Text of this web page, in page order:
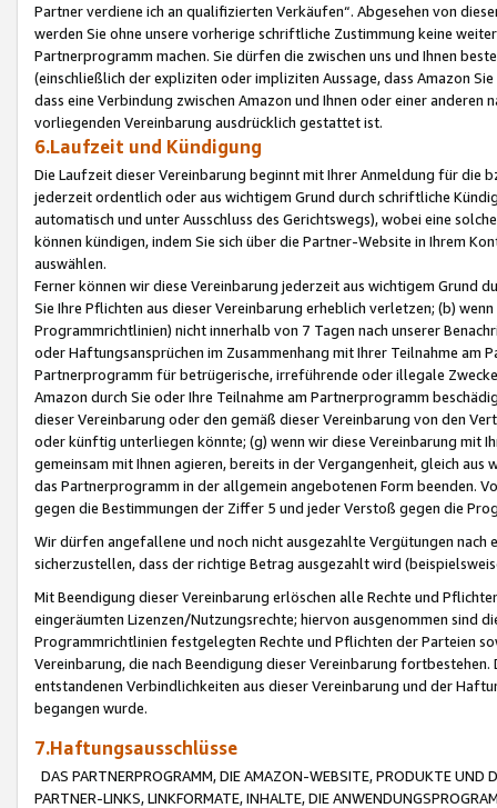
Partner verdiene ich an qualifizierten Verkäufen“. Abgesehen von
werden Sie ohne unsere vorherige schriftliche Zustimmung keine
Partnerprogramm machen. Sie dürfen die zwischen uns und Ihnen
(einschließlich der expliziten oder impliziten Aussage, dass Amazon
dass eine Verbindung zwischen Amazon und Ihnen oder einer
vorliegenden Vereinbarung ausdrücklich gestattet ist.
6.Laufzeit und Kündigung
Die Laufzeit dieser Vereinbarung beginnt mit Ihrer Anmeldung für die
jederzeit ordentlich oder aus wichtigem Grund durch schriftliche
automatisch und unter Ausschluss des Gerichtswegs), wobei eine
können kündigen, indem Sie sich über die Partner-Website in Ihrem
auswählen.
Ferner können wir diese Vereinbarung jederzeit aus wichtigem Grund
Sie Ihre Pflichten aus dieser Vereinbarung erheblich verletzen; (b)
Programmrichtlinien) nicht innerhalb von 7 Tagen nach unserer
oder Haftungsansprüchen im Zusammenhang mit Ihrer Teilnahme am
Partnerprogramm für betrügerische, irreführende oder illegale
Amazon durch Sie oder Ihre Teilnahme am Partnerprogramm
dieser Vereinbarung oder den gemäß dieser Vereinbarung von den
oder künftig unterliegen könnte; (g) wenn wir diese Vereinbarung mit
gemeinsam mit Ihnen agieren, bereits in der Vergangenheit, gleich
das Partnerprogramm in der allgemein angebotenen Form beenden.
gegen die Bestimmungen der Ziffer 5 und jeder Verstoß gegen die
Wir dürfen angefallene und noch nicht ausgezahlte Vergütungen
sicherzustellen, dass der richtige Betrag ausgezahlt wird
Mit Beendigung dieser Vereinbarung erlöschen alle Rechte und
eingeräumten Lizenzen/Nutzungsrechte; hiervon ausgenommen sind
Programmrichtlinien festgelegten Rechte und Pflichten der Parteien
Vereinbarung, die nach Beendigung dieser Vereinbarung
entstandenen Verbindlichkeiten aus dieser Vereinbarung und der
begangen wurde.
7.Haftungsausschlüsse
DAS PARTNERPROGRAMM, DIE AMAZON-WEBSITE, PRODUKTE UND
PARTNER-LINKS, LINKFORMATE, INHALTE, DIE